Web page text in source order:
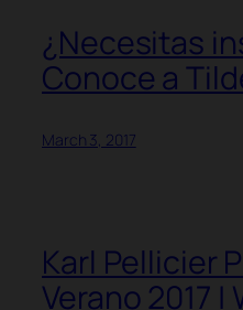
¿Necesitas
Conoce a
March 3, 2017
Karl Pellicier
Verano 2017 |